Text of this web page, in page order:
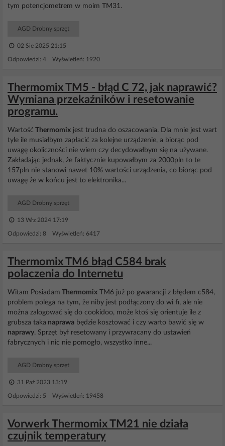
tym potencjometrem w moim TM31.
AGD Drobny sprzęt
02 Sie 2025 21:15
Odpowiedzi: 4 Wyświetleń: 1920
Thermomix TM5 - błąd C 72, jak naprawić?
Wymiana przekaźników i resetowanie
programu.
Wartość Thermomix jest trudna do oszacowania. Dla mnie jest wart
tyle ile musiałbym zapłacić za kolejne urządzenie, a biorąc pod
uwagę okoliczności nie wiem czy decydowałbym się na używane.
Zakładając jednak, że faktycznie kupowałbym za 2000pln to te
157pln nie stanowi nawet 10% wartości urządzenia, co biorąc pod
uwagę że w końcu jest to elektronika...
AGD Drobny sprzęt
13 Wrz 2024 17:19
Odpowiedzi: 8 Wyświetleń: 6417
Thermomix TM6 błąd C584 brak
polaczenia do Internetu
Witam Posiadam Thermomix TM6 już po gwarancji z błędem c584,
problem polega na tym, że niby jest podłączony do wi fi, ale nie
można zalogować się do cookidoo, może ktoś się orientuje ile z
grubsza taka naprawa będzie kosztować i czy warto bawić się w
naprawy. Sprzęt był resetowany i przywracany do ustawień
fabrycznych i nic nie pomogło, wszystko inne...
AGD Drobny sprzęt
31 Paź 2023 13:19
Odpowiedzi: 5 Wyświetleń: 19458
Vorwerk Thermomix TM21 nie działa
czujnik temperatury